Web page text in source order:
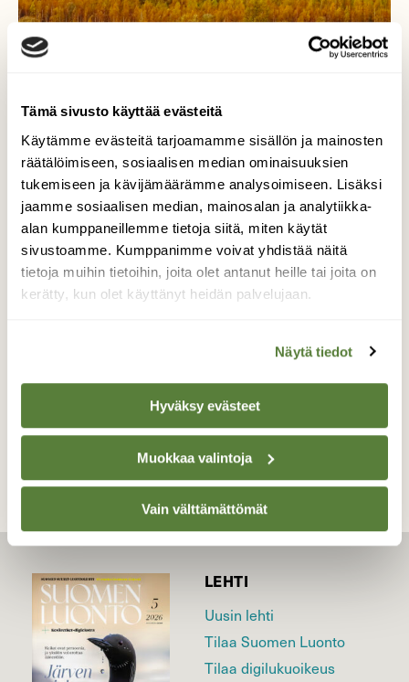
Tämä sivusto käyttää evästeitä
Käytämme evästeitä tarjoamamme sisällön ja mainosten
räätälöimiseen, sosiaalisen median ominaisuuksien
tukemiseen ja kävijämäärämme analysoimiseen. Lisäksi
jaamme sosiaalisen median, mainosalan ja analytiikka-
alan kumppaneillemme tietoja siitä, miten käytät
sivustoamme. Kumppanimme voivat yhdistää näitä
tietoja muihin tietoihin, joita olet antanut heille tai joita on
kerätty, kun olet käyttänyt heidän palvelujaan.
Näytä tiedot
Hyväksy evästeet
Muokkaa valintoja
Vain välttämättömät
Syksyn värejä
Syksyn värejä… Pitkäsalmi, Turku
TAKAISIN LISTAAN
LEHTI
Uusin lehti
Tilaa Suomen Luonto
Tilaa digilukuoikeus